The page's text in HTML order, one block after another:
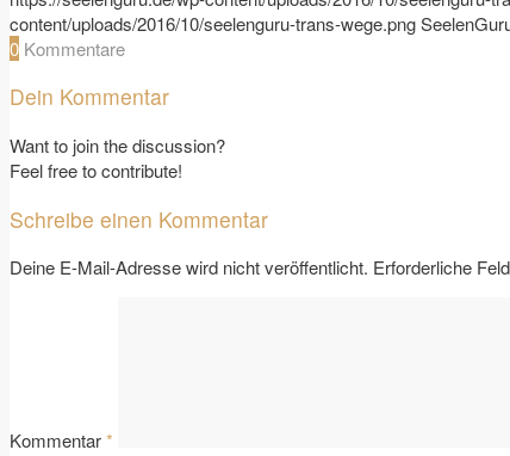
content/uploads/2016/10/seelenguru-trans-wege.png
0 Kommentare
Dein Kommentar
Want to join the discussion?
Feel free to contribute!
Schreibe einen Kommentar
Deine E-Mail-Adresse wird nicht veröffentlicht. Erforderliche
Kommentar*